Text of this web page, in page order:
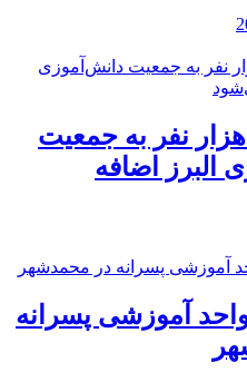
️سالانه ۱۲ هزار نفر به جمعیت
البرز اضافه
واحد آموزشی پسرانه